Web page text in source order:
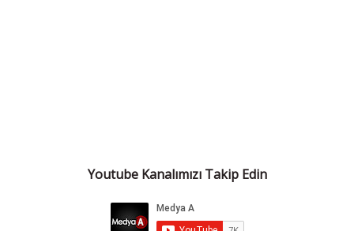
Youtube Kanalımızı Takip Edin